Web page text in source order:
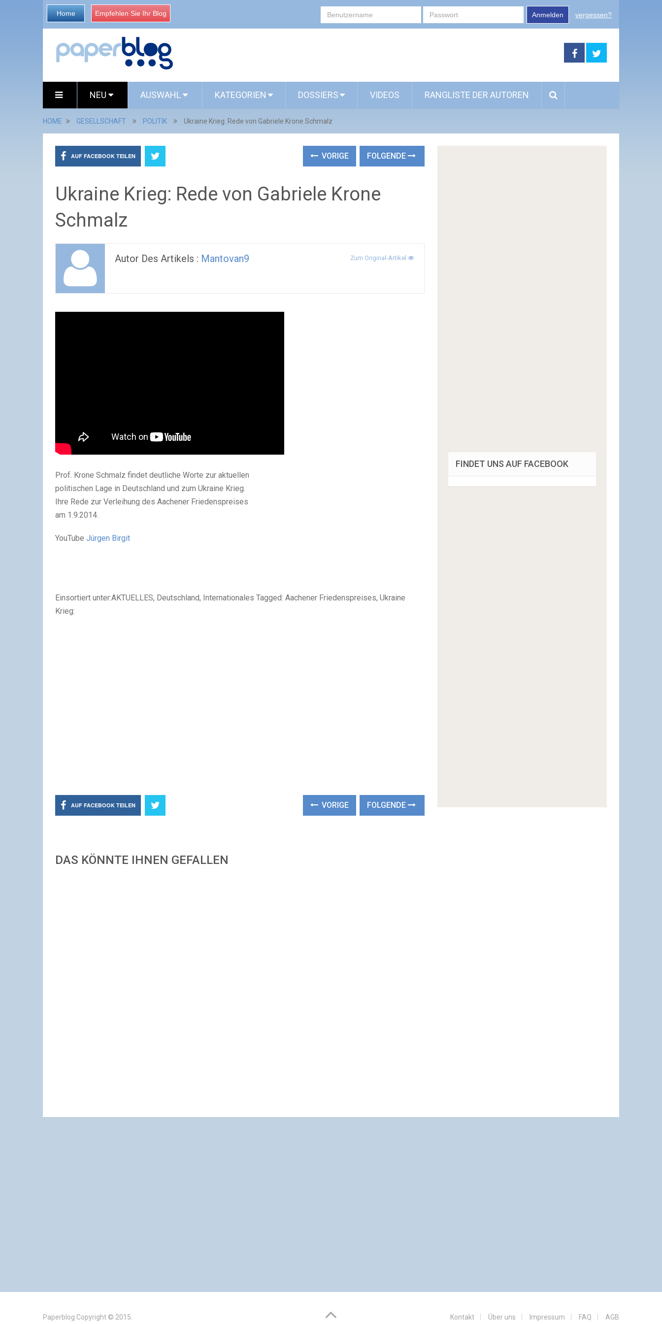
Home Empfehlen Sie Ihr Blog Anmelden vergessen?
NEU AUSWAHL KATEGORIEN DOSSIERS VIDEOS RANGLISTE DER AUTOREN
HOME GESELLSCHAFT POLITIK Ukraine Krieg: Rede von Gabriele Krone Schmalz
AUF FACEBOOK TEILEN VORIGE FOLGENDE
Ukraine Krieg: Rede von Gabriele Krone
Schmalz
Autor Des Artikels : Mantovan9 Zum Original-Artikel
Prof. Krone Schmalz findet deutliche Worte zur aktuellen
politischen Lage in Deutschland und zum Ukraine Krieg.
Ihre Rede zur Verleihung des Aachener Friedenspreises
am 1.9.2014.
YouTube Jürgen Birgit
Einsortiert unter:AKTUELLES, Deutschland, Internationales Tagged: Aachener Friedenspreises, Ukraine
Krieg:
AUF FACEBOOK TEILEN VORIGE FOLGENDE
DAS KÖNNTE IHNEN GEFALLEN
FINDET UNS AUF FACEBOOK
Paperblog Copyright © 2015. Kontakt Über uns Impressum FAQ AGB